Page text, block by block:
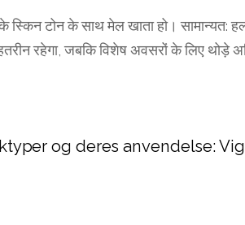
टोन के साथ मेल खाता हो। सामान्यत:
रहेगा, जबकि विशेष अवसरों के लिए थोड़े
og deres anvendelse: